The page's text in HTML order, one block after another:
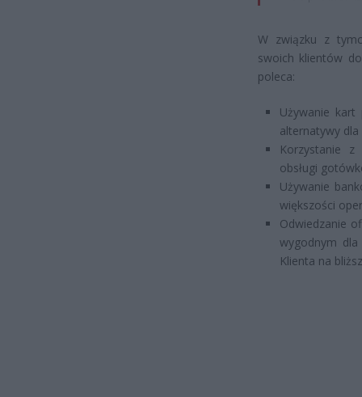
W związku z
swoich klientów
poleca:
Używanie kart
alternatywy
Korzystanie
obsługi
Używanie
większości
Odwiedzanie
wygodnym
Klienta na